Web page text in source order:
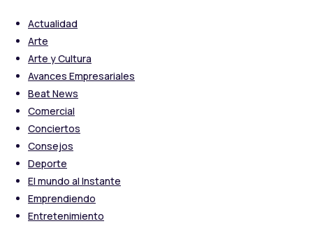
Actualidad
Arte
Arte y Cultura
Avances Empresariales
Beat News
Comercial
Conciertos
Consejos
Deporte
El mundo al Instante
Emprendiendo
Entretenimiento